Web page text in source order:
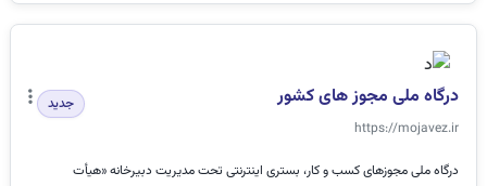
درگاه ملی مجوز های کشور
https://mojavez.ir
جدید
درگاه ملی مجوزهای کسب و کار، بستری اینترنتی تحت مدیریت دبیرخانه «هیأت